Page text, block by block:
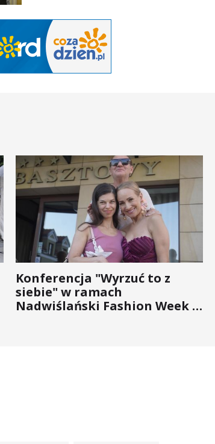
Konferencja "Wyrzuć to z
siebie" w ramach
Nadwiślański Fashion Week -